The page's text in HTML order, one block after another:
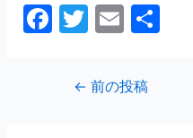
F
T
itt
er
E
ai
l
← 前の投稿